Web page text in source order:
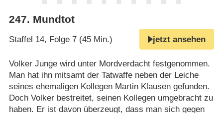
247. Mundtot
Staffel 14, Folge 7 (45 Min.) jetzt ansehen
Volker Junge wird unter Mordverdacht festgenommen.
Man hat ihn mitsamt der Tatwaffe neben der Leiche
seines ehemaligen Kollegen Martin Klausen gefunden.
Doch Volker bestreitet, seinen Kollegen umgebracht zu
haben. Er ist davon überzeugt, dass man sich gegen